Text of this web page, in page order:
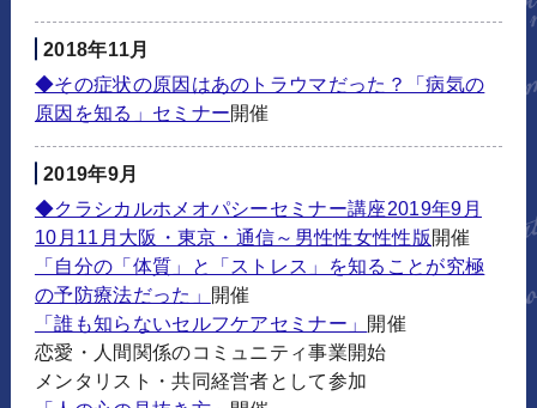
2018年11月
◆その症状の原因はあのトラウマだった？「病気の
原因を知る」セミナー開催
2019年9月
◆クラシカルホメオパシーセミナー講座2019年9月
10月11月大阪・東京・通信～男性性女性性版開催
「自分の「体質」と「ストレス」を知ることが究極
の予防療法だった」 開催
「誰も知らないセルフケアセミナー」 開催
恋愛・人間関係のコミュニティ事業開始
メンタリスト・共同経営者として参加